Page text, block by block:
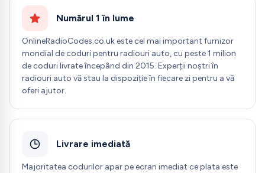
Numărul 1 în lume
OnlineRadioCodes.co.uk este cel mai important furnizor
mondial de coduri pentru radiouri auto, cu peste 1 milion
de coduri livrate începând din 2015. Experții noștri în
radiouri auto vă stau la dispoziție în fiecare zi pentru a vă
oferi ajutor.
Livrare imediată
Majoritatea codurilor apar pe ecran imediat ce plata este